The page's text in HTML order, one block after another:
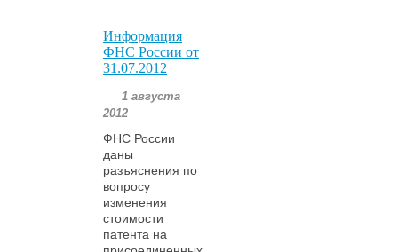
Информация
ФНС России от
31.07.2012
1 августа
2012
ФНС России
даны
разъяснения по
вопросу
изменения
стоимости
патента на